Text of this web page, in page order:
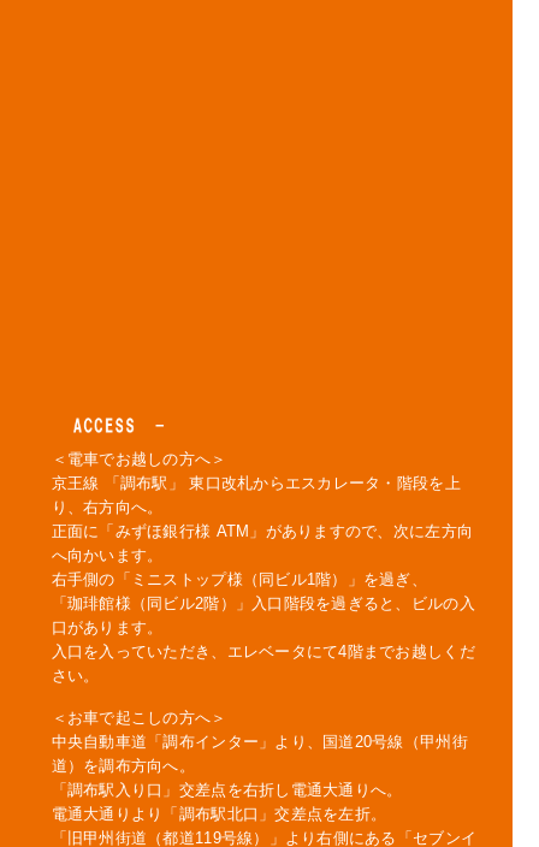
＜電車でお越しの方へ＞
京王線 「調布駅」 東口改札からエスカレータ・階段を上
り、右方向へ。
正面に「みずほ銀行様 ATM」がありますので、次に左方向
へ向かいます。
右手側の「ミニストップ様（同ビル1階）」を過ぎ、
「珈琲館様（同ビル2階）」入口階段を過ぎると、ビルの入
口があります。
入口を入っていただき、エレベータにて4階までお越しくだ
さい。
＜お車で起こしの方へ＞
中央自動車道「調布インター」より、国道20号線（甲州街
道）を調布方向へ。
「調布駅入り口」交差点を右折し電通大通りへ。
電通大通りより「調布駅北口」交差点を左折。
「旧甲州街道（都道119号線）」より右側にある「セブンイ